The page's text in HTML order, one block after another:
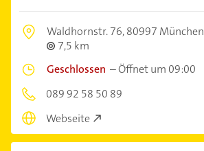
Waldhornstr. 76,80997 München
7,5 km
Geschlossen –Öffnet um 09:00
089 92 58 50 89
Webseite